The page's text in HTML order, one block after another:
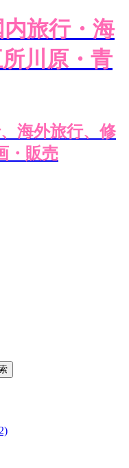
内旅行・海
川原・青
海外旅行、修
・販売